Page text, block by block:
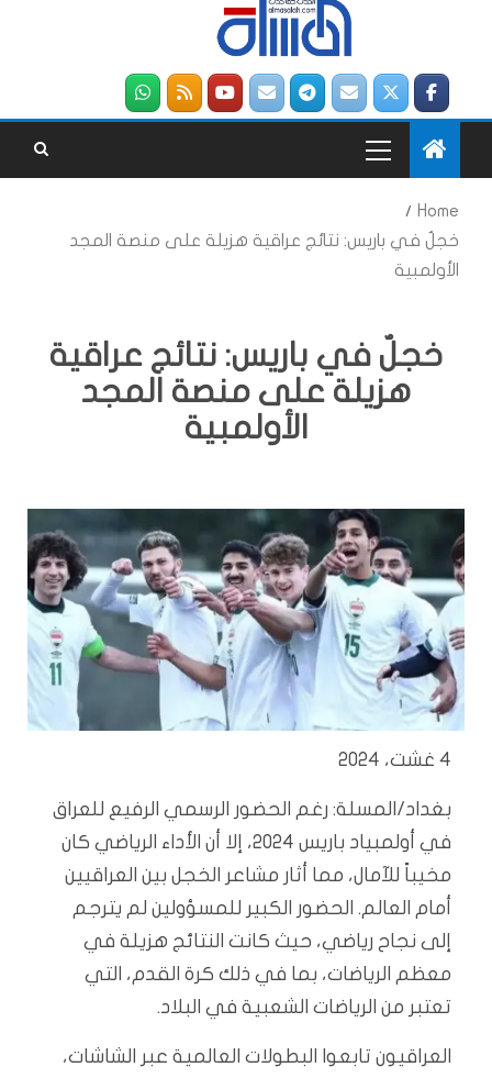
Home
خجلٌ في باريس: نتائج عراقية هزيلة على منصة المجد
الأولمبية
خجلٌ في باريس: نتائج عراقية
هزيلة على منصة المجد
الأولمبية
4 غشت، 2024
بغداد/المسلة: رغم الحضور الرسمي الرفيع للعراق
في أولمبياد باريس 2024، إلا أن الأداء الرياضي كان
مخيباً للآمال، مما أثار مشاعر الخجل بين العراقيين
أمام العالم. الحضور الكبير للمسؤولين لم يترجم
إلى نجاح رياضي، حيث كانت النتائج هزيلة في
معظم الرياضات، بما في ذلك كرة القدم، التي
تعتبر من الرياضات الشعبية في البلاد.
العراقيون تابعوا البطولات العالمية عبر الشاشات،